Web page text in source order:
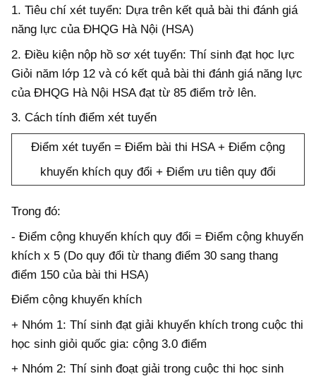
1. Tiêu chí xét tuyển: Dựa trên kết quả bài thi đánh giá
năng lực của ĐHQG Hà Nội (HSA)
2. Điều kiện nộp hồ sơ xét tuyển: Thí sinh đạt học lực
Giỏi năm lớp 12 và có kết quả bài thi đánh giá năng lực
của ĐHQG Hà Nội HSA đạt từ 85 điểm trở lên.
3. Cách tính điểm xét tuyển
Điểm xét tuyển = Điểm bài thi HSA + Điểm cộng
khuyến khích quy đổi + Điểm ưu tiên quy đổi
Trong đó:
- Điểm cộng khuyến khích quy đổi = Điểm cộng khuyến
khích x 5 (Do quy đổi từ thang điểm 30 sang thang
điểm 150 của bài thi HSA)
Điểm cộng khuyến khích
+ Nhóm 1: Thí sinh đạt giải khuyến khích trong cuộc thi
học sinh giỏi quốc gia: cộng 3.0 điểm
+ Nhóm 2: Thí sinh đoạt giải trong cuộc thi học sinh